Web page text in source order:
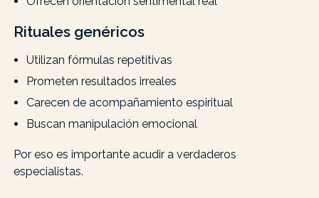
Rituales genéricos
Utilizan fórmulas repetitivas
Prometen resultados irreales
Carecen de acompañamiento espiritual
Buscan manipulación emocional
Por eso es importante acudir a verdaderos
especialistas.